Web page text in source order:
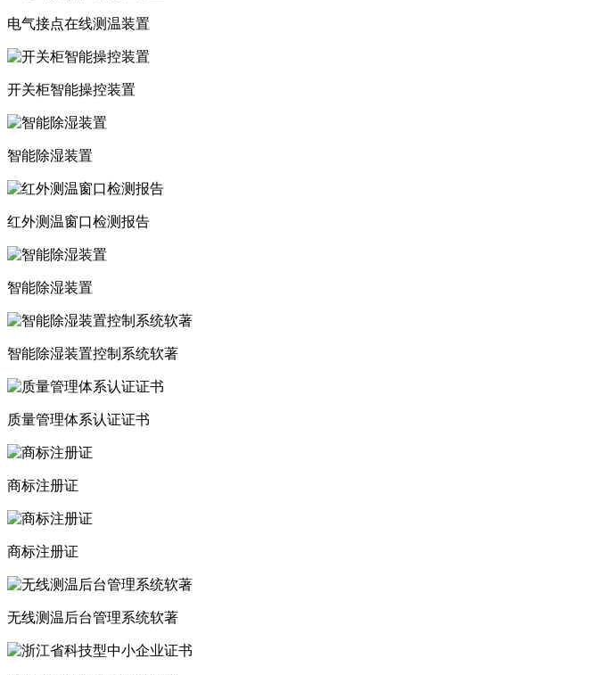
电气接点在线测温装置
开关柜智能操控装置
智能除湿装置
红外测温窗口检测报告
智能除湿装置
智能除湿装置控制系统软著
质量管理体系认证证书
商标注册证
商标注册证
无线测温后台管理系统软著